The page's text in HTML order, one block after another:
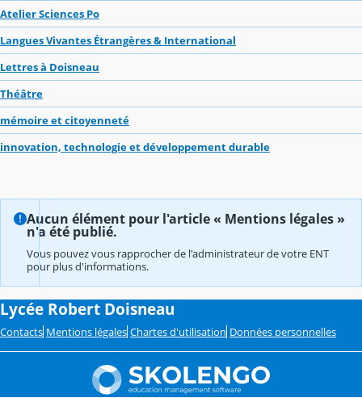
Atelier Sciences Po
Langues Vivantes Étrangères & International
Lettres à Doisneau
Théâtre
mémoire et citoyenneté
innovation, technologie et développement durable
Aucun élément pour l'article « Mentions légales »
n'a été publié.
Vous pouvez vous rapprocher de l'administrateur de votre ENT
pour plus d'informations.
Lycée Robert Doisneau
Contacts Mentions légales Chartes d'utilisation Données personnelles